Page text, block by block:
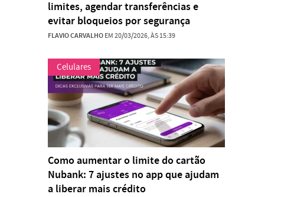
limites, agendar transferências e
evitar bloqueios por segurança
FLAVIO CARVALHOEM 20/03/2026, ÀS 15:39
Celulares
Como aumentar o limite do cartão
Nubank: 7 ajustes no app que ajudam
a liberar mais crédito